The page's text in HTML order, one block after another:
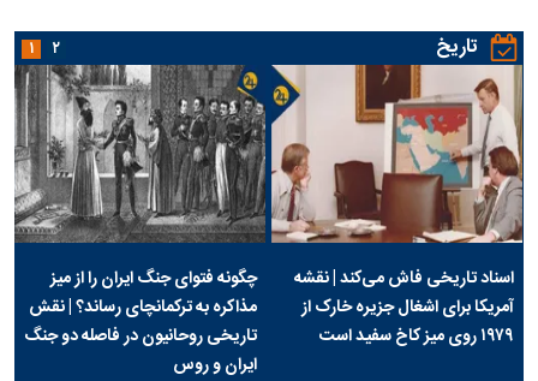
تاریخ
اسناد تاریخی فاش می‌کند | نقشه
آمریکا برای اشغال جزیره خارک از
۱۹۷۹ روی میز کاخ سفید است
چگونه فتوای جنگ ایران را از میز
مذاکره به ترکمانچای رساند؟ | نقش
تاریخی روحانیون در فاصله دو جنگ
ایران و روس
۱ ۲